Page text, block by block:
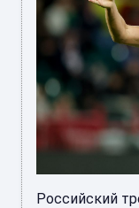
Российский